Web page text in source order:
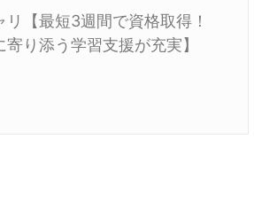
リ【最短3週間で資格取得！
寄り添う学習支援が充実】